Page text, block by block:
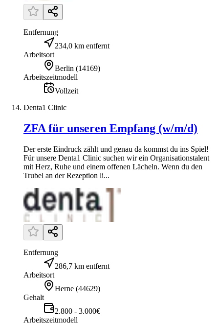
Entfernung
234,0 km entfernt
Arbeitsort
Berlin (14169)
Arbeitszeitmodell
Vollzeit
Denta1 Clinic
ZFA für unseren Empfang (w/m/d)
Der erste Eindruck zählt und genau da kommst du ins Spiel!
Für unsere Denta1 Clinic suchen wir ein Organisationstalent
mit Herz, Ruhe und einem offenen Lächeln. Wenn du den
Trubel an der Rezeption li...
Entfernung
286,7 km entfernt
Arbeitsort
Herne (44629)
Gehalt
2.800 - 3.000€
Arbeitszeitmodell